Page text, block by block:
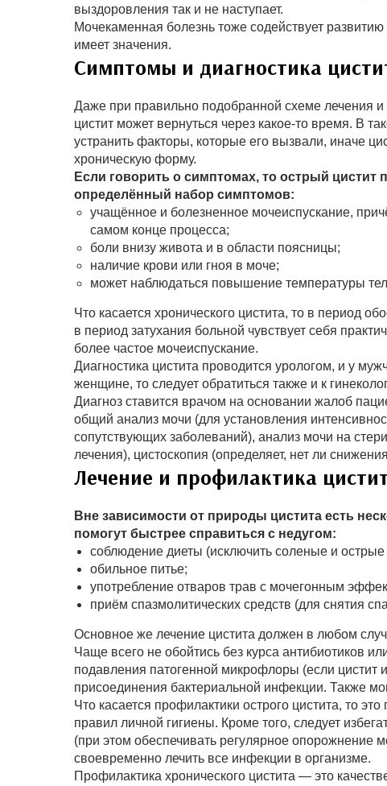
выздоровления так и не наступает.
Мочекаменная болезнь тоже содействует
имеет значения.
Симптомы и диагностика
Даже при правильно подобранной схеме лечения
цистит может вернуться через какое-то время. В
устранить факторы, которые его вызвали, иначе
хроническую форму.
Если говорить о симптомах, то острый цистит
определённый набор симптомов:
учащённое и болезненное мочеиспускание,
самом конце процесса;
боли внизу живота и в области поясницы;
наличие крови или гноя в моче;
может наблюдаться повышение температуры
Что касается хронического цистита, то в период
в период затухания больной чувствует себя
более частое мочеиспускание.
Диагностика цистита проводится урологом, и у
женщине, то следует обратиться также и к
Диагноз ставится врачом на основании жалоб
общий анализ мочи (для установления
сопутствующих заболеваний), анализ мочи на
лечения), цистоскопия (определяет, нет ли
Лечение и профилактика
Вне зависимости от природы цистита есть
помогут быстрее справиться с недугом:
соблюдение диеты (исключить соленые и острые
обильное питье;
употребление отваров трав с мочегонным
приём спазмолитических средств (для снятия
Основное же лечение цистита должен в любом
Чаще всего не обойтись без курса антибиотиков
подавления патогенной микрофлоры (если цистит
присоединения бактериальной инфекции. Также
Что касается профилактики острого цистита, то
правил личной гигиены. Кроме того, следует
(при этом обеспечивать регулярное опорожнение
своевременно лечить все инфекции в организме.
Профилактика хронического цистита — это